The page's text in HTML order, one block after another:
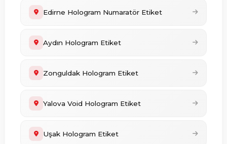
Edirne Hologram Numaratör Etiket
Aydın Hologram Etiket
Zonguldak Hologram Etiket
Yalova Void Hologram Etiket
Uşak Hologram Etiket